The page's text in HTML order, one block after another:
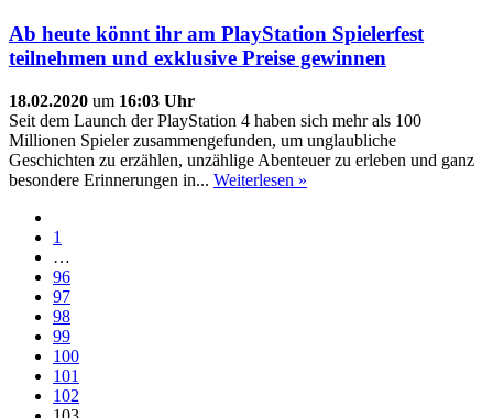
Ab heute könnt ihr am PlayStation Spielerfest
teilnehmen und exklusive Preise gewinnen
18.02.2020 um 16:03 Uhr
Seit dem Launch der PlayStation 4 haben sich mehr als 100
Millionen Spieler zusammengefunden, um unglaubliche
Geschichten zu erzählen, unzählige Abenteuer zu erleben und ganz
besondere Erinnerungen in... Weiterlesen »
1
…
96
97
98
99
100
101
102